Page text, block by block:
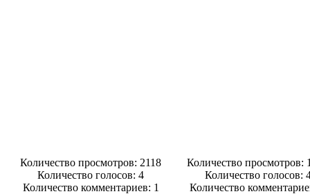
Количество просмотров: 2118
Количество голосов:4
Количество комментариев: 1
Количество просмотров:
Количество голосов:
Количество